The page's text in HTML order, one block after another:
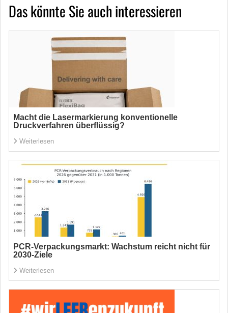
Das könnte Sie auch interessieren
Macht die Lasermarkierung konventionelle
Druckverfahren überflüssig?
Weiterlesen
PCR-Verpackungsmarkt: Wachstum reicht nicht für
2030-Ziele
Weiterlesen